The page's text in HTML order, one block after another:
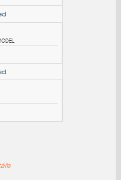
3D modelu - různé
aktuálního projektu